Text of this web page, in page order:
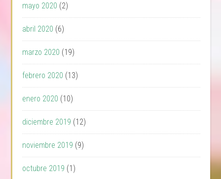
mayo 2020 (2)
abril 2020 (6)
marzo 2020 (19)
febrero 2020 (13)
enero 2020 (10)
diciembre 2019 (12)
noviembre 2019 (9)
octubre 2019 (1)